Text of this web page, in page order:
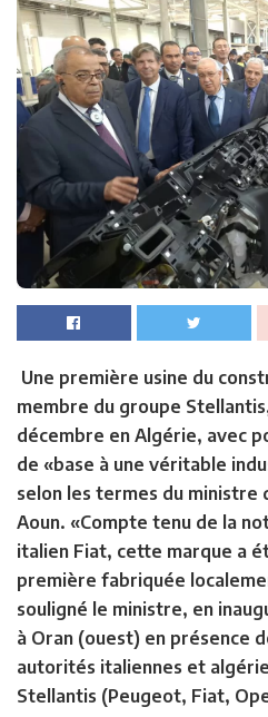
Une première usine du
membre du groupe
décembre en Algérie, avec
de «base à une véritable
selon les termes du ministre
Aoun. «Compte tenu de la
italien Fiat, cette marque a
première fabriquée
souligné le ministre, en
à Oran (ouest) en présence
autorités italiennes et
Stellantis (Peugeot, Fiat,